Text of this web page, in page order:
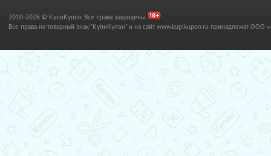
2010-2026 © КупиКупон. Все права защищены.
Все права на товарный знак "КупиКупон" и на сайт www.kupikupon.ru принадлежат